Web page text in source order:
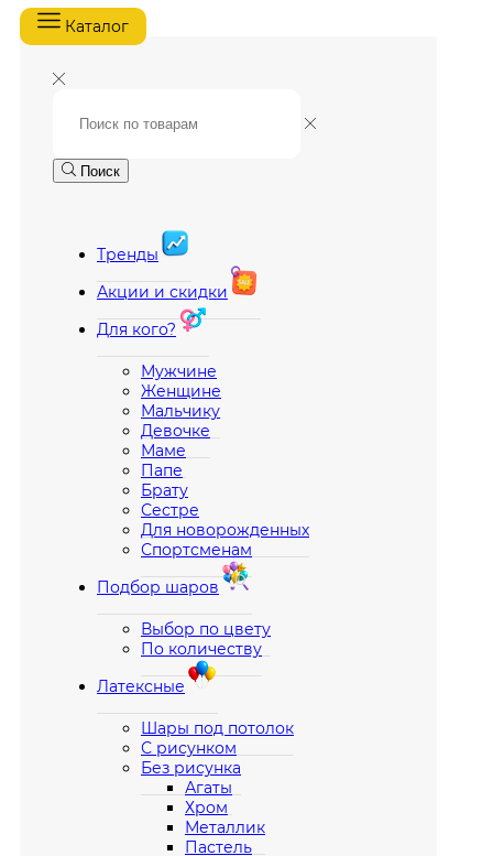
Каталог
Поиск
Тренды
Акции и скидки
Для кого?
Мужчине
Женщине
Мальчику
Девочке
Маме
Папе
Брату
Сестре
Для новорожденных
Спортсменам
Подбор шаров
Выбор по цвету
По количеству
Латексные
Шары под потолок
С рисунком
Без рисунка
Агаты
Хром
Металлик
Пастель